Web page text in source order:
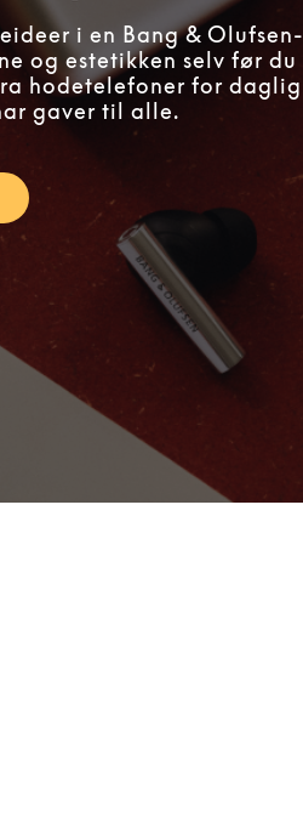
i en Bang & Olufsen-
og estetikken selv før du
hodetelefoner for daglig
gaver til alle.
in New Tab